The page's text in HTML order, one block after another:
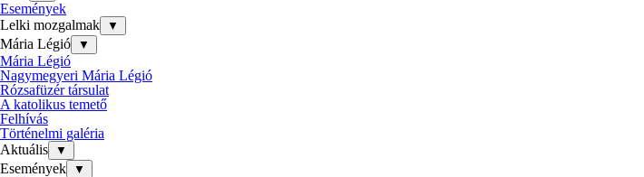
Események
Lelki mozgalmak
▼
Mária Légió ▼
Mária Légió
Nagymegyeri Mária Légió
Rózsafüzér társulat
A katolikus temető
Felhívás
Történelmi galéria
Aktuális
▼
Események ▼